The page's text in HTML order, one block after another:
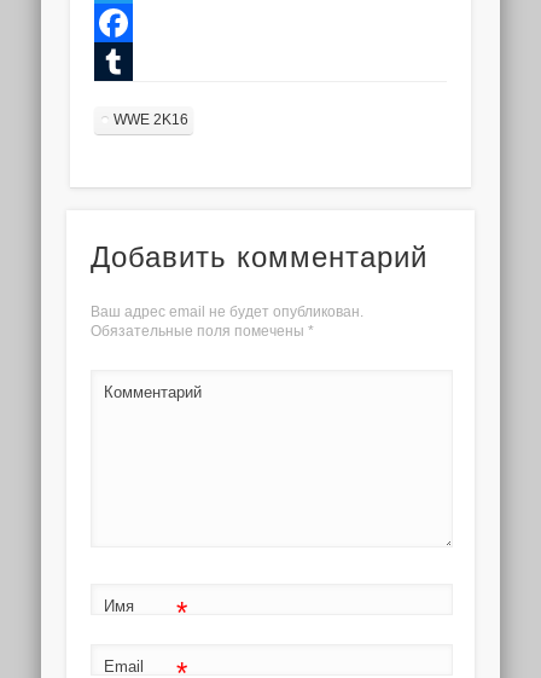
Twitter
Facebook
WWE 2K16
Добавить комментарий
Ваш адрес email не будет опубликован.
Обязательные поля помечены *
Комментарий
Имя *
Email